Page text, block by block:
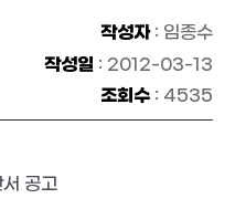
작성자: 임종수
작성일 : 2012-03-13
조회수 : 4535
공고